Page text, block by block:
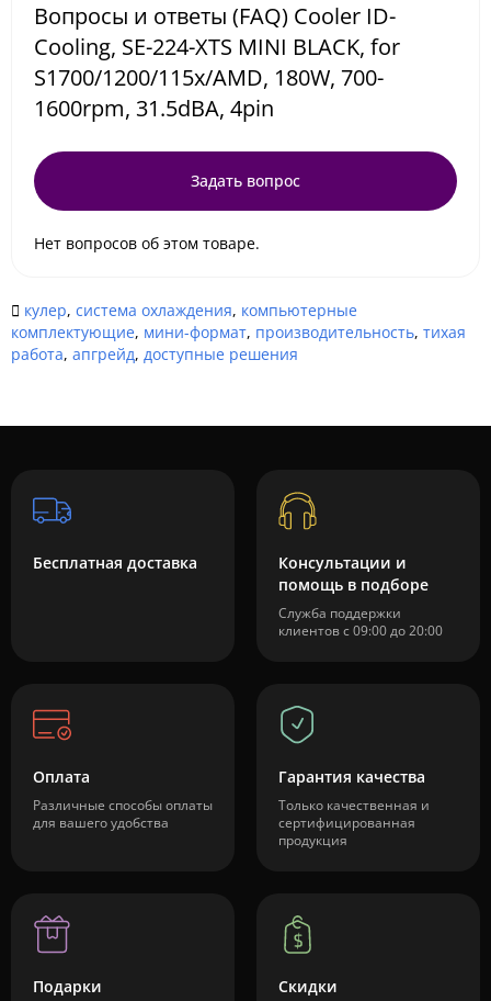
Вопросы и ответы (FAQ) Cooler ID-
Cooling, SE-224-XTS MINI BLACK, for
S1700/1200/115x/AMD, 180W, 700-
1600rpm, 31.5dBA, 4pin
Задать вопрос
Нет вопросов об этом товаре.
кулер, система охлаждения, компьютерные
комплектующие, мини-формат, производительность, тихая
работа, апгрейд, доступные решения
Бесплатная доставка
Консультации и
помощь в подборе
Служба поддержки
клиентов с 09:00 до 20:00
Оплата
Различные способы оплаты
для вашего удобства
Гарантия качества
Только качественная и
сертифицированная
продукция
Подарки Скидки